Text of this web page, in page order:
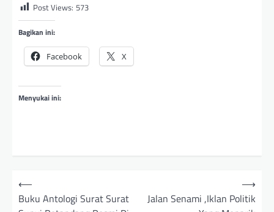
Post Views: 573
Bagikan ini:
Facebook X
Menyukai ini:
N⟵
Buku Antologi Surat Surat
Jalan Senami ,Iklan Politik
⟶